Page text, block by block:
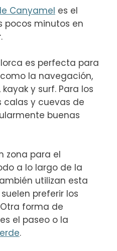
Canyamel es el
pocos minutos en
.
la navegación,
y surf. Para los
calas y cuevas de
buenas
a lo largo de la
utilizan esta
preferir los
forma de
el paseo o la
.